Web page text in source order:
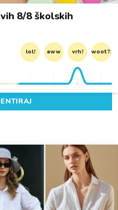
8/8 školskih
lol! aww vrh! woot?!